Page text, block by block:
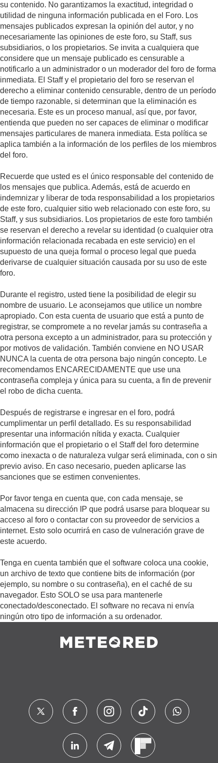
su contenido. No garantizamos la exactitud, integridad o
utilidad de ninguna información publicada en el Foro. Los
mensajes publicados expresan la opinión del autor, y no
necesariamente las opiniones de este foro, su Staff, sus
subsidiarios, o los propietarios. Se invita a cualquiera que
considere que un mensaje publicado es censurable a
notificarlo a un administrador o un moderador del foro de forma
inmediata. El Staff y el propietario del foro se reservan el
derecho a eliminar contenido censurable, dentro de un período
de tiempo razonable, si determinan que la eliminación es
necesaria. Este es un proceso manual, así que, por favor,
entienda que pueden no ser capaces de eliminar o modificar
mensajes particulares de manera inmediata. Esta política se
aplica también a la información de los perfiles de los miembros
del foro.
Recuerde que usted es el único responsable del contenido de
los mensajes que publica. Además, está de acuerdo en
indemnizar y liberar de toda responsabilidad a los propietarios
de este foro, cualquier sitio web relacionado con este foro, su
Staff, y sus subsidiarios. Los propietarios de este foro también
se reservan el derecho a revelar su identidad (o cualquier otra
información relacionada recabada en este servicio) en el
supuesto de una queja formal o proceso legal que pueda
derivarse de cualquier situación causada por su uso de este
foro.
Durante el registro, usted tiene la posibilidad de elegir su
nombre de usuario. Le aconsejamos que utilice un nombre
apropiado. Con esta cuenta de usuario que está a punto de
registrar, se compromete a no revelar jamás su contraseña a
otra persona excepto a un administrador, para su protección y
por motivos de validación. También conviene en NO USAR
NUNCA la cuenta de otra persona bajo ningún concepto. Le
recomendamos ENCARECIDAMENTE que use una
contraseña compleja y única para su cuenta, a fin de prevenir
el robo de dicha cuenta.
Después de registrarse e ingresar en el foro, podrá
cumplimentar un perfil detallado. Es su responsabilidad
presentar una información nítida y exacta. Cualquier
información que el propietario o el Staff del foro determine
como inexacta o de naturaleza vulgar será eliminada, con o sin
previo aviso. En caso necesario, pueden aplicarse las
sanciones que se estimen convenientes.
Por favor tenga en cuenta que, con cada mensaje, se
almacena su dirección IP que podrá usarse para bloquear su
acceso al foro o contactar con su proveedor de servicios a
internet. Esto solo ocurrirá en caso de vulneración grave de
este acuerdo.
Tenga en cuenta también que el software coloca una cookie,
un archivo de texto que contiene bits de información (por
ejemplo, su nombre o su contraseña), en el caché de su
navegador. Esto SOLO se usa para mantenerle
conectado/desconectado. El software no recava ni envía
ningún otro tipo de información a su ordenador.